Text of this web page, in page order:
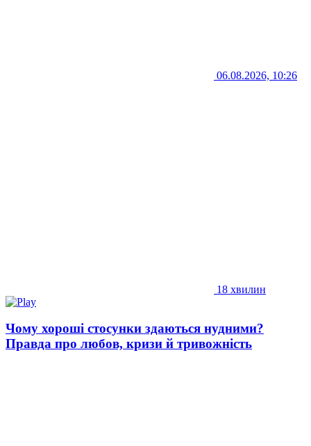
06.08.2026, 10:26
18 хвилин
Чому хороші стосунки здаються нудними?
Правда про любов, кризи й тривожність